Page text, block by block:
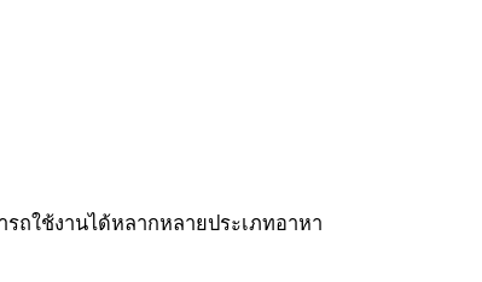
ถใช้งานได้หลากหลายประเภทอาหา